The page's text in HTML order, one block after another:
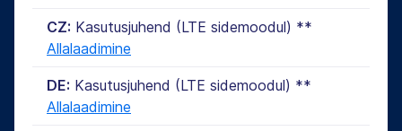
CZ: Kasutusjuhend (LTE sidemoodul) **
Allalaadimine
DE: Kasutusjuhend (LTE sidemoodul) **
Allalaadimine